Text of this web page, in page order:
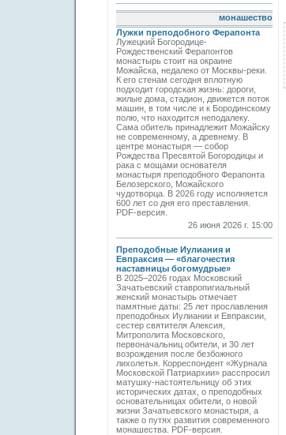
монашество
Лужки преподобного Ферапонта
Лужецкий Богородице-
Рождественский Ферапонтов
монастырь стоит на окраине
Можайска, недалеко от Москвы-реки.
К его стенам сегодня вплотную
подходит городская жизнь: дороги,
жилые дома, стадион, движется поток
машин, в том числе и к Бородинскому
полю, что находится неподалеку.
Сама обитель принадлежит Можайску
не современному, а древнему. В
центре монастыря — собор
Рождества Пресвятой Богородицы и
рака с мощами основателя
монастыря преподобного Ферапонта
Белозерского, Можайского
чудотворца. В 2026 году исполняется
600 лет со дня его преставления.
PDF-версия.
26 июня 2026 г. 15:00
Преподобные Иулиания и
Евпраксия — «благочестия
наставницы богомудрые»
В 2025–2026 годах Московский
Зачатьевский ставропигиальный
женский монастырь отмечает
памятные даты: 25 лет прославления
преподобных Иулиании и Евпраксии,
сестер святителя Алексия,
Митрополита Московского,
первоначальниц обители, и 30 лет
возрождения после безбожного
лихолетья. Корреспондент «Журнала
Московской Патриархии» расспросил
матушку-настоятельницу об этих
исторических датах, о преподобных
основательницах обители, о новой
жизни Зачатьевского монастыря, а
также о путях развития современного
монашества. PDF-версия.